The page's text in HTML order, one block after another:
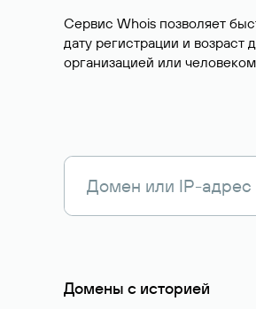
Сервис Whois позволяет
дату регистрации и возраст
организацией или
Домены с историей